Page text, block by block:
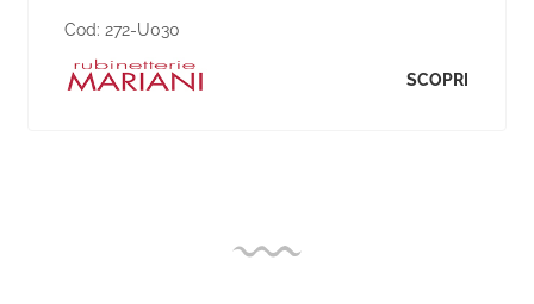
Cod: 272-U030
SCOPRI